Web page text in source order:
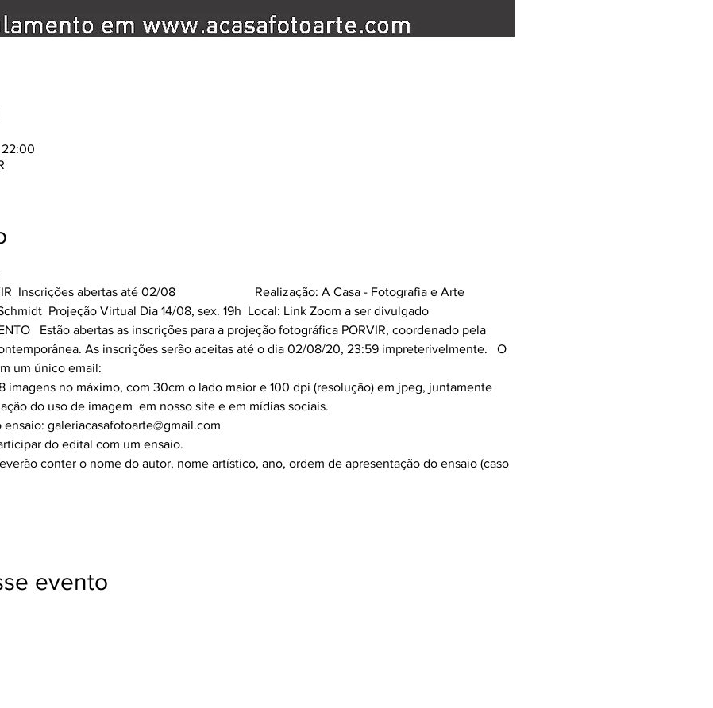
22:00
abertas até 02/08                         Realização: A Casa - Fotografia e Arte
Projeção Virtual Dia 14/08, sex. 19h  Local: Link Zoom a ser divulgado
Estão abertas as inscrições para a projeção fotográfica PORVIR, coordenado pela
As inscrições serão aceitas até o dia 02/08/20, 23:59 impreterivelmente.   O
um único email:
imagens no máximo, com 30cm o lado maior e 100 dpi (resolução) em jpeg, juntamente
do uso de imagem  em nosso site e em mídias sociais.
galeriacasafotoarte@gmail.com
do edital com um ensaio.
conter o nome do autor, nome artístico, ano, ordem de apresentação do ensaio (caso
evento